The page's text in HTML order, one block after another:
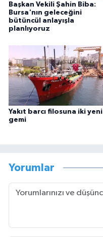
Başkan Vekili Şahin Biba:
Bursa'nın geleceğini
bütüncül anlayışla
planlıyoruz
Yakıt barcı filosuna iki yeni
gemi
Yorumlar